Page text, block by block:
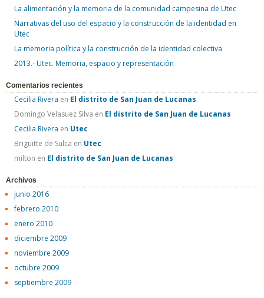
La alimentación y la memoria de la comunidad campesina de Utec
Narrativas del uso del espacio y la construcción de la identidad en
Utec
La memoria política y la construcción de la identidad colectiva
2013.- Utec. Memoria, espacio y representación
Comentarios recientes
Cecilia Rivera en El distrito de San Juan de Lucanas
Domingo Velasuez Silva en El distrito de San Juan de Lucanas
Cecilia Rivera en Utec
Briguitte de Sulca en Utec
milton en El distrito de San Juan de Lucanas
Archivos
junio 2016
febrero 2010
enero 2010
diciembre 2009
noviembre 2009
octubre 2009
septiembre 2009